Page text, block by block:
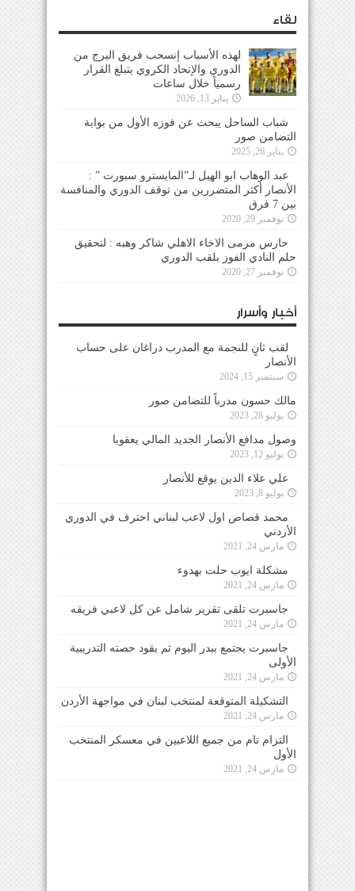
لقاء
لهذه الأسباب إنسحب فريق البرج من
الدوري والإتحاد الكروي يتبلغ القرار
رسمياً خلال ساعات
يناير 13, 2026
شباب الساحل يبحث عن فوزه الأول من بوابة
التضامن صور
يناير 26, 2025
عبد الوهاب ابو الهيل لـ”المايسترو سبورت ” :
الأنصار أكثر المتضررين من توقف الدوري والمنافسة
بين 7 فرق
نوفمبر 29, 2020
حارس مرمى الاخاء الاهلي شاكر وهبه : لتحقيق
حلم النادي الفوز بلقب الدوري
نوفمبر 27, 2020
أخبار وأسرار
لقب ثانٍ للنجمة مع المدرب دراغان على حساب
الأنصار
سبتمبر 15, 2024
مالك حسون مدرباً للتضامن صور
يوليو 28, 2023
وصول مدافع الأنصار الجديد المالي يعقوبا
يوليو 12, 2023
علي علاء الدين يوقع للأنصار
يوليو 8, 2023
محمد قصاص اول لاعب لبناني احترف في الدوري
الأردني
مارس 24, 2021
مشكلة ايوب حلت بهدوء
مارس 24, 2021
جاسبرت تلقى تقرير شامل عن كل لاعبي فريقه
مارس 24, 2021
جاسبرت يجتمع ببدر اليوم ثم يقود حصته التدريبية
الأولى
مارس 24, 2021
التشكيلة المتوقعة لمنتخب لبنان في مواجهة الأردن
مارس 24, 2021
التزام تام من جميع اللاعبين في معسكر المنتخب
الأول
مارس 24, 2021